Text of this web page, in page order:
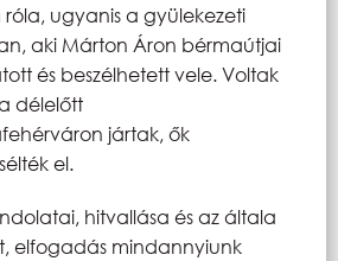
róla, ugyanis a gyülekezeti
aki Márton Áron bérmaútjai
és beszélhetett vele. Voltak
délelőtt
jártak, ők
el.
hitvallása és az általa
elfogadás mindannyiunk